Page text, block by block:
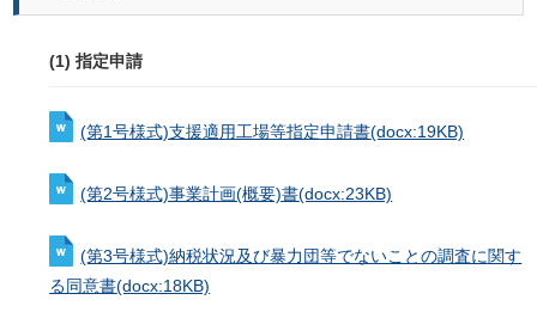
(1) 指定申請
(第1号様式)支援適用工場等指定申請書(docx:19KB)
(第2号様式)事業計画(概要)書(docx:23KB)
(第3号様式)納税状況及び暴力団等でないことの調査に関す
る同意書(docx:18KB)